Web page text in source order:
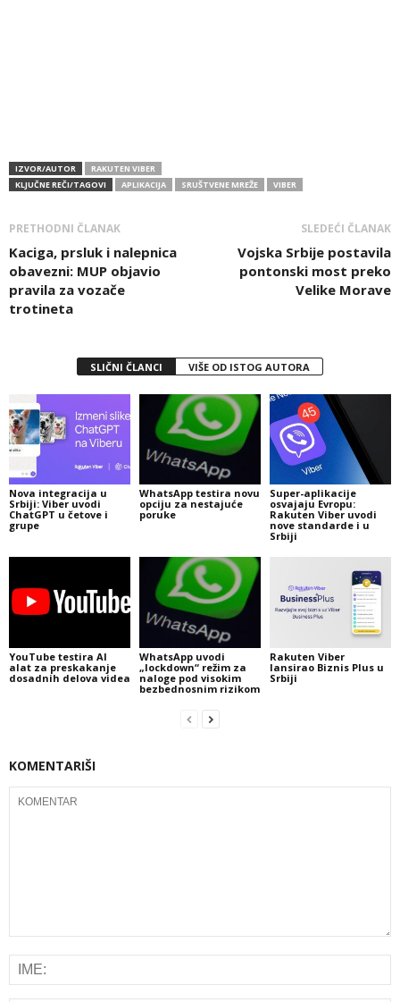
IZVOR/AUTOR
RAKUTEN VIBER
KLJUČNE REČI/TAGOVI
APLIKACIJA SRUŠTVENE MREŽE VIBER
PRETHODNI ČLANAK
Kaciga, prsluk i nalepnica
obavezni: MUP objavio
pravila za vozače
trotineta
SLEDEĆI ČLANAK
Vojska Srbije postavila
pontonski most preko
Velike Morave
SLIČNI ČLANCI VIŠE OD ISTOG AUTORA
Nova integracija u
Srbiji: Viber uvodi
ChatGPT u četove i
grupe
WhatsApp testira novu
opciju za nestajuće
poruke
Super-aplikacije
osvajaju Evropu:
Rakuten Viber uvodi
nove standarde i u
Srbiji
YouTube testira AI
alat za preskakanje
dosadnih delova videa
WhatsApp uvodi
„lockdown“ režim za
naloge pod visokim
bezbednosnim rizikom
Rakuten Viber
lansirao Biznis Plus u
Srbiji
KOMENTARIŠI